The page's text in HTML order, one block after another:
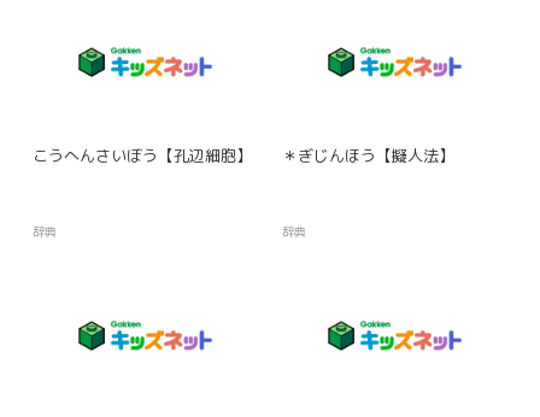
こうへんさいぼう【孔辺細胞】
辞典
＊ぎじんほう【擬人法】
辞典